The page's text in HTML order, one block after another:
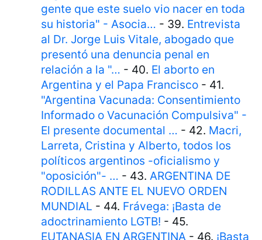
gente que este suelo vio nacer en toda
su historia" - Asocia… - 39. Entrevista
al Dr. Jorge Luis Vitale, abogado que
presentó una denuncia penal en
relación a la "… - 40. El aborto en
Argentina y el Papa Francisco - 41.
"Argentina Vacunada: Consentimiento
Informado o Vacunación Compulsiva" -
El presente documental … - 42. Macri,
Larreta, Cristina y Alberto, todos los
políticos argentinos -oficialismo y
"oposición"- … - 43.ARGENTINA DE
RODILLAS ANTE EL NUEVO ORDEN
MUNDIAL - 44. Frávega: ¡Basta de
adoctrinamiento LGTB! - 45.
EUTANASIA EN ARGENTINA - 46. ¡Basta